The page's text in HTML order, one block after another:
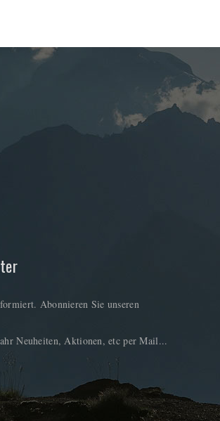
Abonnieren Sie unseren
Neuheiten, Aktionen, etc per Mail...